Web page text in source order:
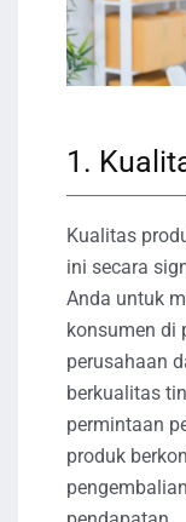
1.
Kualitas
ini secara
Anda untuk
konsumen di
perusahaan
berkualitas
permintaan
produk